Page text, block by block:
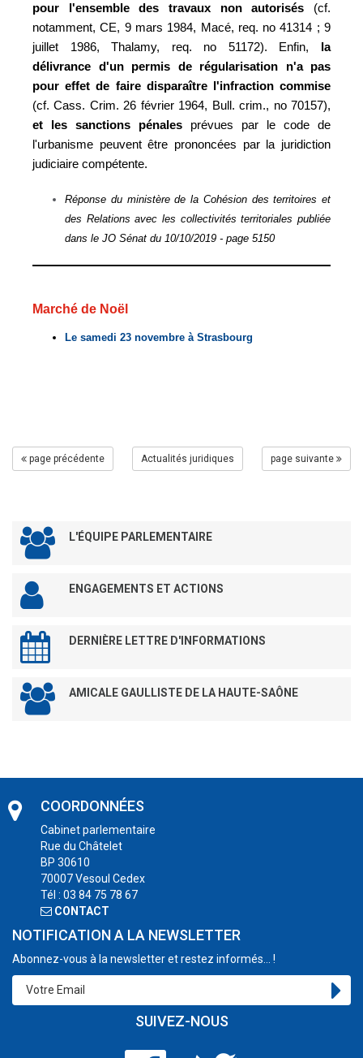
pour l'ensemble des travaux non autorisés (cf.
notamment, CE, 9 mars 1984, Macé, req. no 41314 ; 9
juillet 1986, Thalamy, req. no 51172). Enfin, la
délivrance d'un permis de régularisation n'a pas
pour effet de faire disparaître l'infraction commise
(cf. Cass. Crim. 26 février 1964, Bull. crim., no 70157),
et les sanctions pénales prévues par le code de
l'urbanisme peuvent être prononcées par la juridiction
judiciaire compétente.
Réponse du ministère de la Cohésion des territoires et
des Relations avec les collectivités territoriales publiée
dans le JO Sénat du 10/10/2019 - page 5150
Marché de Noël
Le samedi 23 novembre à Strasbourg
page précédente Actualités juridiques page suivante
L'ÉQUIPE PARLEMENTAIRE
ENGAGEMENTS ET ACTIONS
DERNIÈRE LETTRE D'INFORMATIONS
AMICALE GAULLISTE DE LA HAUTE-SAÔNE
COORDONNÉES
Cabinet parlementaire
Rue du Châtelet
BP 30610
70007 Vesoul Cedex
Tél : 03 84 75 78 67
CONTACT
NOTIFICATION A LA NEWSLETTER
Abonnez-vous à la newsletter et restez informés... !
SUIVEZ-NOUS